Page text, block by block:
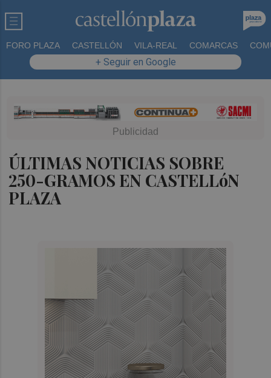
FORO PLAZA CASTELLÓN VILA-REAL COMARCAS
+ Seguir en Google
ÚLTIMAS NOTICIAS SOBRE
250-GRAMOS EN CASTELLóN
PLAZA